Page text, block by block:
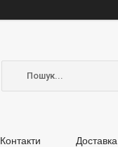
Контакти